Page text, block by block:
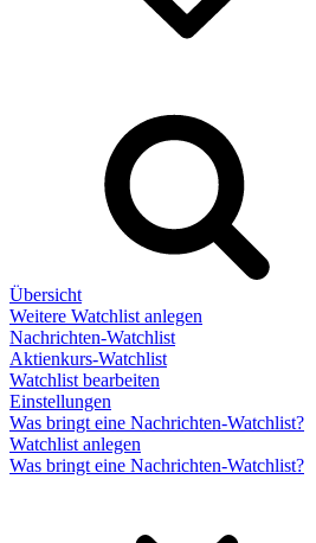
Übersicht
Weitere Watchlist anlegen
Nachrichten-Watchlist
Aktienkurs-Watchlist
Watchlist bearbeiten
Einstellungen
Was bringt eine Nachrichten-Watchlist?
Watchlist anlegen
Was bringt eine Nachrichten-Watchlist?